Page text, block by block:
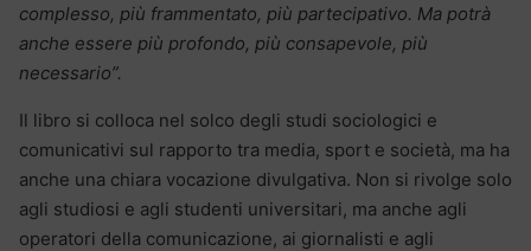
complesso, più frammentato, più partecipativo. Ma potrà
anche essere più profondo, più consapevole, più
necessario”.
Il libro si colloca nel solco degli studi sociologici e
comunicativi sul rapporto tra media, sport e società, ma ha
anche una chiara vocazione divulgativa. Non si rivolge solo
agli studiosi e agli studenti universitari, ma anche agli
operatori della comunicazione, ai giornalisti e agli